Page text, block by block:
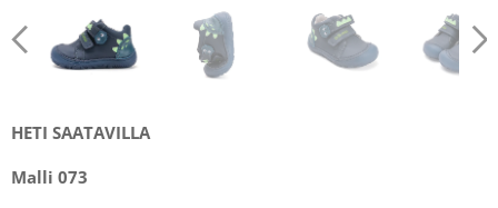
HETI SAATAVILLA
Malli 073